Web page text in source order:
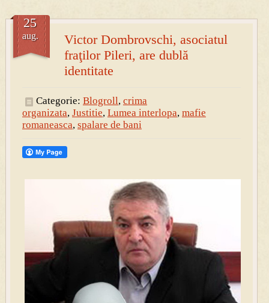
Victor Dombrovschi, asociatul
fraţilor Pileri, are dublă
identitate
25
aug.
Categorie: Blogroll, crima
organizata, Justitie, Lumea interlopa, mafie
romaneasca, spalare de bani